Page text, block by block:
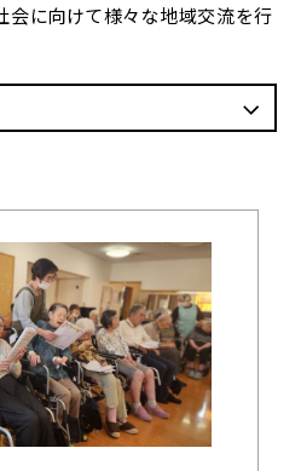
会に向けて様々な地域交流を行